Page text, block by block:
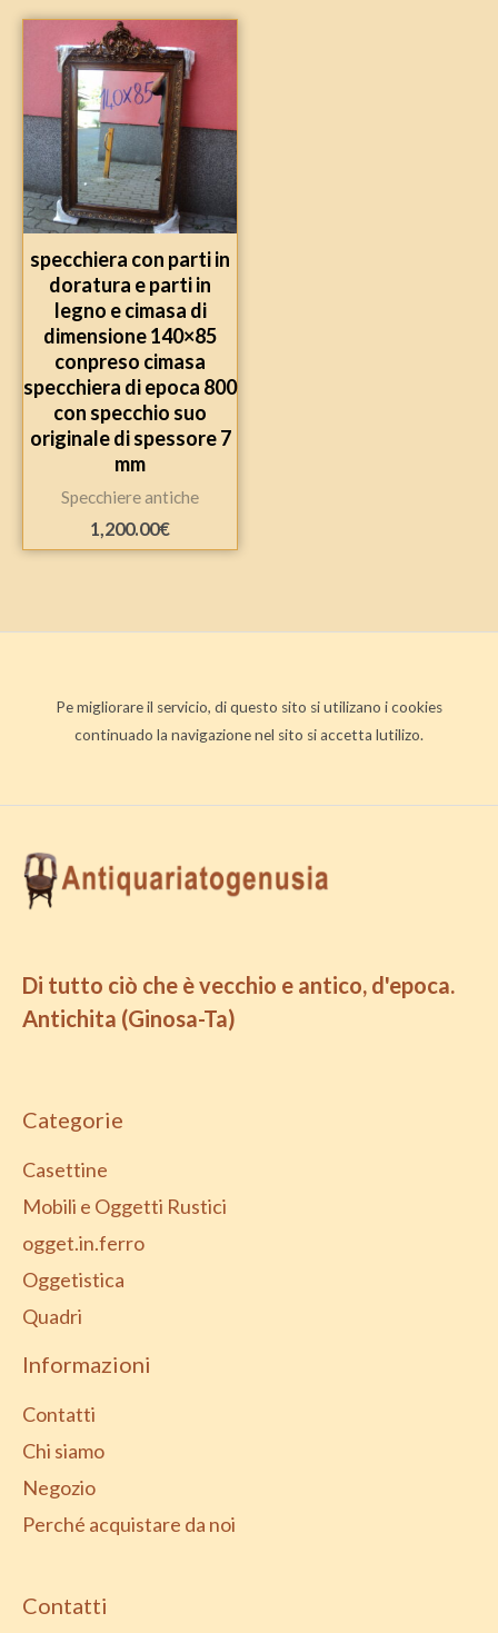
specchiera con parti in
doratura e parti in
legno e cimasa di
dimensione 140×85
conpreso cimasa
specchiera di epoca 800
con specchio suo
originale di spessore 7
mm
Specchiere antiche
1,200.00€
Pe migliorare il servicio, di questo sito si utilizano i cookies
continuado la navigazione nel sito si accetta lutilizo.
Di tutto ciò che è vecchio e antico, d'epoca.
Antichita (Ginosa-Ta)
Categorie
Casettine
Mobili e Oggetti Rustici
ogget.in.ferro
Oggetistica
Quadri
Informazioni
Contatti
Chi siamo
Negozio
Perché acquistare da noi
Contatti